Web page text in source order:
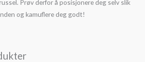
Prøv derfor å posisjonere deg selv slik
og kamuflere deg godt!